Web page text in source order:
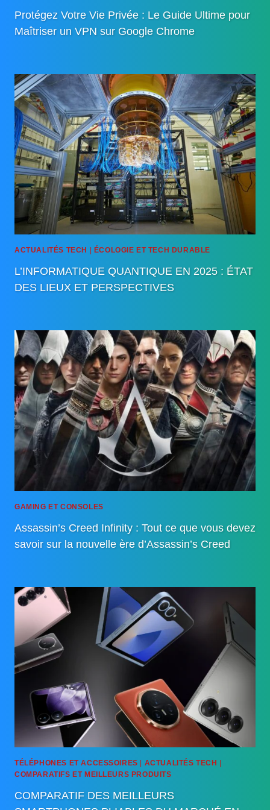
Protégez Votre Vie Privée : Le Guide Ultime pour
Maîtriser un VPN sur Google Chrome
ACTUALITÉS TECH ÉCOLOGIE ET TECH DURABLE
L’INFORMATIQUE QUANTIQUE EN 2025 : ÉTAT
DES LIEUX ET PERSPECTIVES
GAMING ET CONSOLES
Assassin’s Creed Infinity : Tout ce que vous devez
savoir sur la nouvelle ère d’Assassin’s Creed
TÉLÉPHONES ET ACCESSOIRES ACTUALITÉS TECH
COMPARATIFS ET MEILLEURS PRODUITS
COMPARATIF DES MEILLEURS